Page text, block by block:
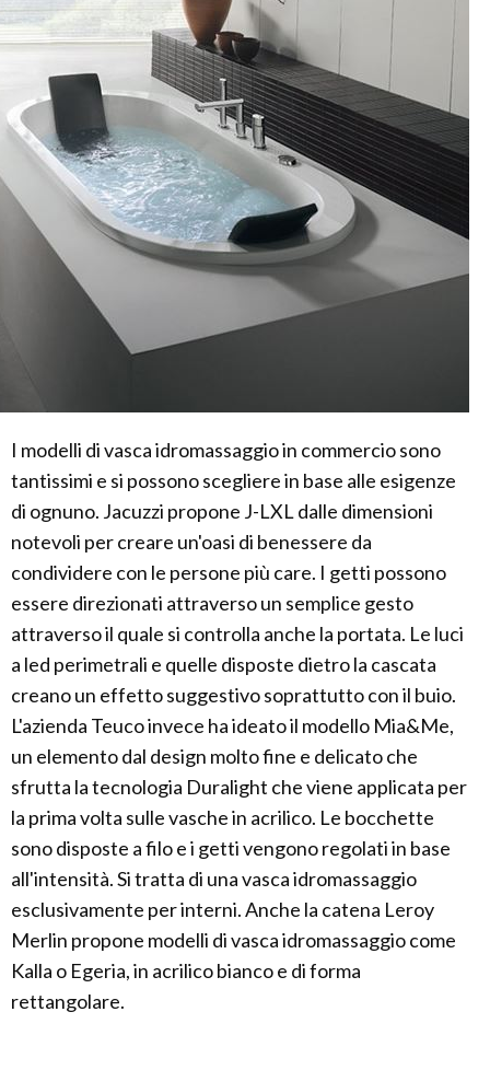
I modelli di vasca idromassaggio in commercio sono
tantissimi e si possono scegliere in base alle esigenze
di ognuno. Jacuzzi propone J-LXL dalle dimensioni
notevoli per creare un'oasi di benessere da
condividere con le persone più care. I getti possono
essere direzionati attraverso un semplice gesto
attraverso il quale si controlla anche la portata. Le luci
a led perimetrali e quelle disposte dietro la cascata
creano un effetto suggestivo soprattutto con il buio.
L'azienda Teuco invece ha ideato il modello Mia&Me,
un elemento dal design molto fine e delicato che
sfrutta la tecnologia Duralight che viene applicata per
la prima volta sulle vasche in acrilico. Le bocchette
sono disposte a filo e i getti vengono regolati in base
all'intensità. Si tratta di una vasca idromassaggio
esclusivamente per interni. Anche la catena Leroy
Merlin propone modelli di vasca idromassaggio come
Kalla o Egeria, in acrilico bianco e di forma
rettangolare.